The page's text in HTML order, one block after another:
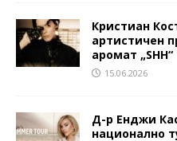
Кристиан
артистичен
аромат „SHH“
15.06.2026
Д-р Енджи
национално